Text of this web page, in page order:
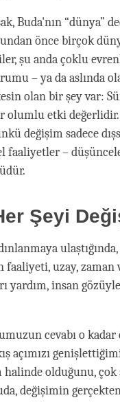
Buda'nın “dünya”
önce birçok
şu anda çoklu
– ya da aslında
olan bir şey var:
olumlu etki
değişim sadece
faaliyetler –
Şeyi
faaliyeti, uzay,
yardım, insan
cevabı o
açımızı
olduğunu, çok
değişimin